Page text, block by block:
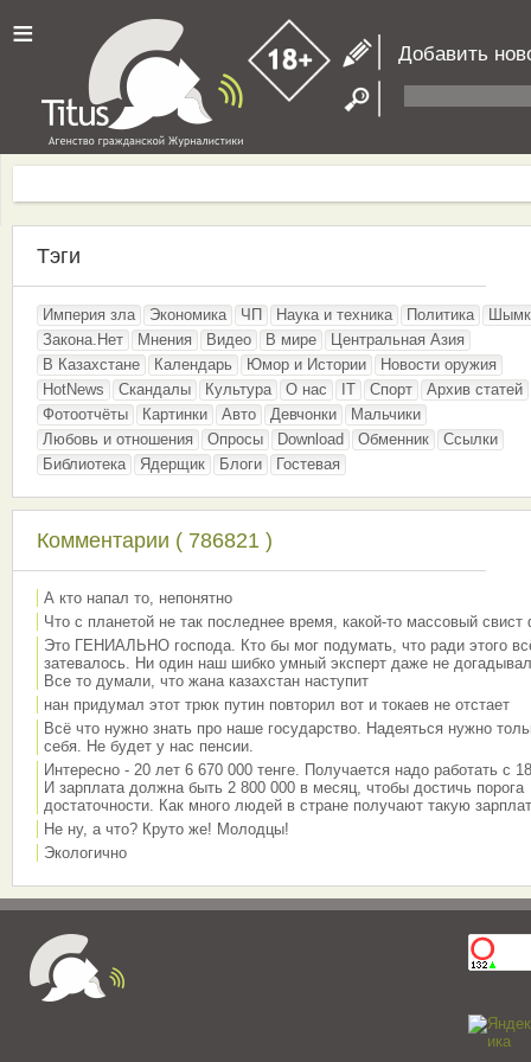
≡ Добавить
Тэги
Империя зла Экономика ЧП Наука и техника Политика
Закона.Нет
Мнения Видео В мире
Центральная Азия
В Казахстане
Календарь Юмор и Истории
Новости оружия
HotNews
Скандалы Культура О нас IT Спорт
Архив статей
Фотоотчёты
Картинки Авто Девчонки
Мальчики
Любовь и отношения
Опросы Download Обменник
Ссылки
Библиотека
Ядерщик Блоги Гостевая
Комментарии ( 786821 )
А кто напал то, непонятно
Что с планетой не так последнее время, какой-то массовый свист
Это ГЕНИАЛЬНО господа. Кто бы мог подумать, что ради этого
затевалось. Ни один наш шибко умный эксперт даже не
Все то думали, что жана казахстан наступит
нан придумал этот трюк путин повторил вот и токаев не отстает
Всё что нужно знать про наше государство. Надеяться нужно
себя. Не будет у нас пенсии.
Интересно - 20 лет 6 670 000 тенге. Получается надо работать с
И зарплата должна быть 2 800 000 в месяц, чтобы достичь порога
достаточности. Как много людей в стране получают такую
Не ну, а что? Круто же! Молодцы!
Экологично